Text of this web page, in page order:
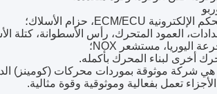
هي شركة موثوقة بموردات محركات (كومينز)
تعمل بفعالية وموثوقية وقوة مثالية.